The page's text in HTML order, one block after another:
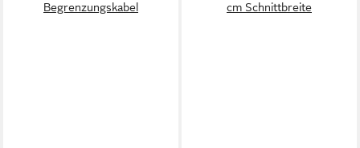
Begrenzungskabel
cm Schnittbreite